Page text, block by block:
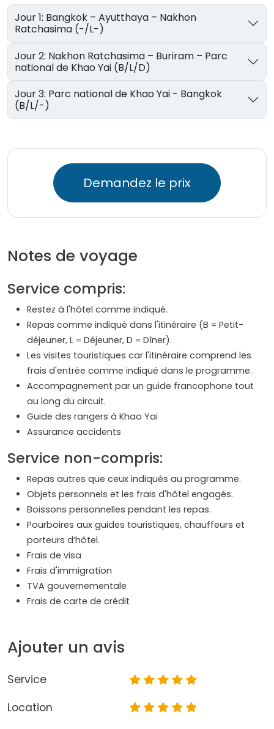
Jour 1: Bangkok – Ayutthaya – Nakhon
Ratchasima (-/L-)
Jour 2: Nakhon Ratchasima – Buriram – Parc
national de Khao Yai (B/L/D)
Jour 3: Parc national de Khao Yai - Bangkok
(B/L/-)
Demandez le prix
Notes de voyage
Service compris:
Restez à l'hôtel comme indiqué.
Repas comme indiqué dans l'itinéraire (B = Petit-
déjeuner, L = Déjeuner, D = Dîner).
Les visites touristiques car l'itinéraire comprend les
frais d'entrée comme indiqué dans le programme.
Accompagnement par un guide francophone tout
au long du circuit.
Guide des rangers à Khao Yai
Assurance accidents
Service non-compris:
Repas autres que ceux indiqués au programme.
Objets personnels et les frais d'hôtel engagés.
Boissons personnelles pendant les repas.
Pourboires aux guides touristiques, chauffeurs et
porteurs d’hôtel.
Frais de visa
Frais d'immigration
TVA gouvernementale
Frais de carte de crédit
Ajouter un avis
Service
Location